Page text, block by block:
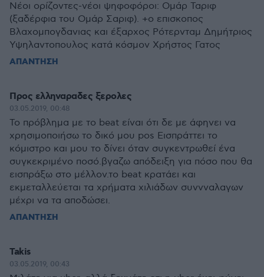
Νέοι ορίζοντες-νέοι ψηφοφόροι: Ομάρ Ταριφ
(ξαδέρφια του Ομάρ Σαριφ). +ο επισκοπος
Βλαχομπογδανιας και έξαρχος Ρότερνταμ Δημήτριος
Υψηλαντοπουλος κατά κόσμον Χρήστος Γατος
ΑΠΑΝΤΗΣΗ
Προς ελληναραδες ξερολες
03.05.2019, 00:48
Το πρόβλημα με το beat είναι ότι δε με άφηνει να
χρησιμοποιήσω το δικό μου pos Εισπράττει το
κόμιστρο και μου το δίνει όταν συγκεντρωθεί ένα
συγκεκριμένο ποσό.βγαζω απόδειξη για πόσο που θα
εισπράξω στο μέλλον.το beat κρατάει και
εκμεταλλεύεται τα χρήματα χιλιάδων συννναλαγων
μέχρι να τα αποδώσει.
ΑΠΑΝΤΗΣΗ
Takis
03.05.2019, 00:43